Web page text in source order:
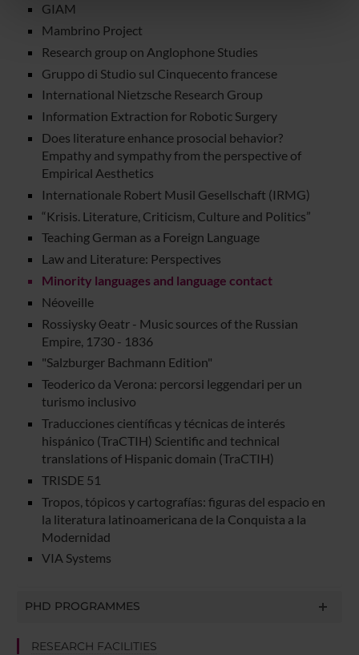
nostri partner che si occupano di analisi dei dati web,
pubblicità e social media, i quali potrebbero combinarle
con altre informazioni che hai fornito loro o che hanno
GIAM
Mambrino Project
Research group on Anglophone Studies
Gruppo di Studio sul Cinquecento francese
International Nietzsche Research Group
Information Extraction for Robotic Surgery
Does literature enhance prosocial behavior?
Empathy and sympathy from the perspective of
Empirical Aesthetics
Internationale Robert Musil Gesellschaft (IRMG)
“Krisis. Literature, Criticism, Culture and Politics”
Teaching German as a Foreign Language
Law and Literature: Perspectives
Minority languages and language contact
Néoveille
Rossiysky Θeatr - Music sources of the Russian
Empire, 1730 - 1836
"Salzburger Bachmann Edition"
Teoderico da Verona: percorsi leggendari per un
turismo inclusivo
Traducciones científicas y técnicas de interés
hispánico (TraCTIH) Scientific and technical
translations of Hispanic domain (TraCTIH)
TRISDE 51
Tropos, tópicos y cartografías: figuras del espacio en
la literatura latinoamericana de la Conquista a la
Modernidad
VIA Systems
PHD PROGRAMMES
RESEARCH FACILITIES